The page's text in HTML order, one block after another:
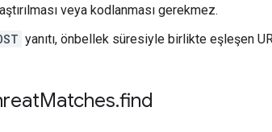
veya kodlanması gerekmez.
yanıtı, önbellek süresiyle birlikte eşleşen
Matches.find